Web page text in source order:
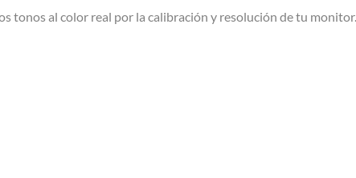
tonos al color real por la calibración y resolución de tu monitor.